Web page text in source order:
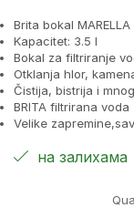
Brita bokal MARELLA
Kapacitet: 3.5 l
Bokal za filtriranje
Otklanja hlor,
Čistija, bistrija i
BRITA filtrirana voda
Velike
на залихама